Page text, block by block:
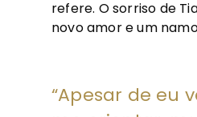
refere. O sorriso de
novo amor e um
“Apesar de eu